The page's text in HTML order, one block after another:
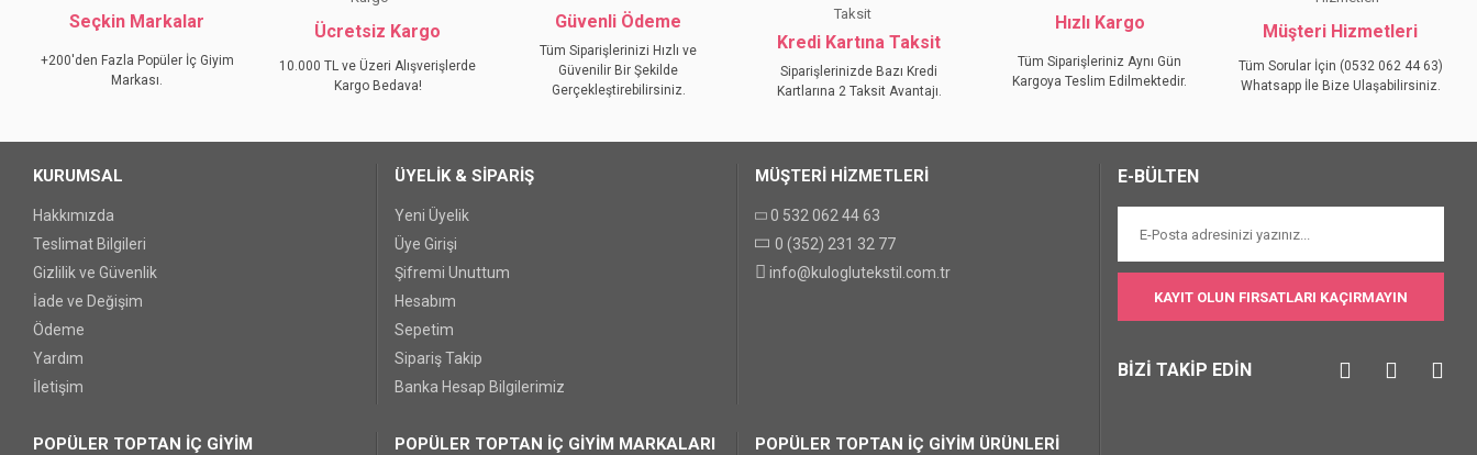
Ürün açıklamasında eksik bilgiler bulunuyor.
Ürün bilgilerinde hatalar bulunuyor.
Ürün fiyatı diğer sitelerden daha pahalı.
GÖNDER
Seçkin Markalar
+200'den Fazla Popüler İç Giyim
Markası.
Ücretsiz Kargo
10.000 TL ve Üzeri Alışverişlerde
Kargo Bedava!
Güvenli Ödeme
Tüm Siparişlerinizi Hızlı ve
Güvenilir Bir Şekilde
Gerçekleştirebilirsiniz.
Kredi Kartına Taksit
Siparişlerinizde Bazı Kredi
Kartlarına 2 Taksit Avantajı.
Hızlı Kargo
Tüm Siparişleriniz Aynı Gün
Kargoya Teslim Edilmektedir.
Müşteri Hizmetleri
Tüm Sorular İçin (0532 062 44 63)
Whatsapp İle Bize Ulaşabilirsiniz.
KURUMSAL
Hakkımızda
Teslimat Bilgileri
Gizlilik ve Güvenlik
İade ve Değişim
Ödeme
Yardım
İletişim
ÜYELİK & SİPARİŞ
Yeni Üyelik
Üye Girişi
Şifremi Unuttum
Hesabım
Sepetim
Sipariş Takip
Banka Hesap Bilgilerimiz
MÜŞTERİ HİZMETLERİ
0 532 062 44 63
0 (352) 231 32 77
info@kuloglutekstil.com.tr
POPÜLER TOPTAN İÇ GİYİM
POPÜLER TOPTAN İÇ GİYİM MARKALARI POPÜLER TOPTAN İÇ GİYİM ÜRÜNLERİ
E-BÜLTEN
KAYIT OLUN FIRSATLARI KAÇIRMAYIN
BİZİ TAKİP EDİN